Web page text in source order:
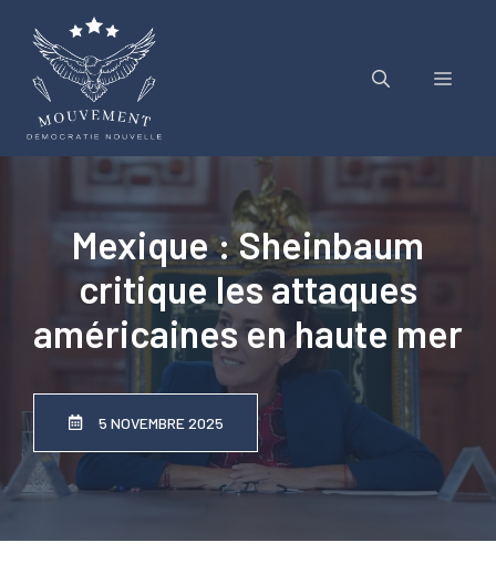
contenu
Menu
Mexique : Sheinbaum
critique les attaques
américaines en haute mer
5 NOVEMBRE 2025